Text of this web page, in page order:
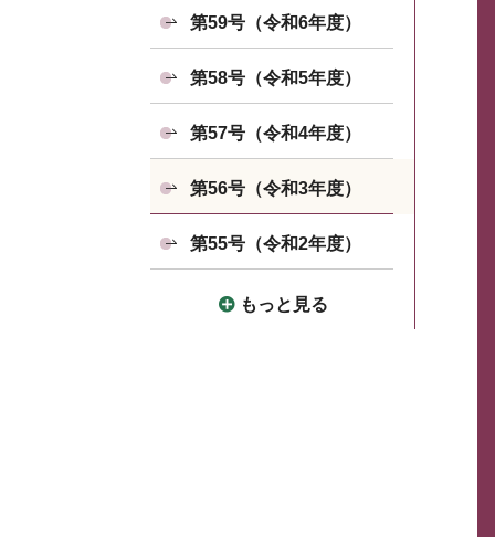
第59号（令和6年度）
第58号（令和5年度）
第57号（令和4年度）
第56号（令和3年度）
第55号（令和2年度）
もっと見る